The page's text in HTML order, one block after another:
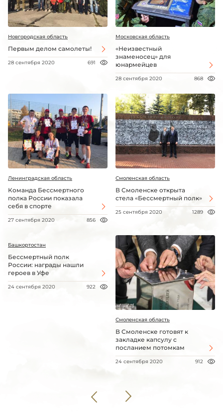
Новгородская область
Первым делом самолеты!
28 сентября 2020 691
Московская область
«Неизвестный
знаменосец» для
юнармейцев
28 сентября 2020 868
Ленинградская область
Команда Бессмертного
полка России показала
себя в спорте
27 сентября 2020 856
Смоленская область
В Смоленске открыта
стела «Бессмертный полк»
25 сентября 2020 1289
Башкортостан
Бессмертный полк
России: награды нашли
героев в Уфе
24 сентября 2020 922
Смоленская область
В Смоленске готовят к
закладке капсулу с
посланием потомкам
24 сентября 2020 912